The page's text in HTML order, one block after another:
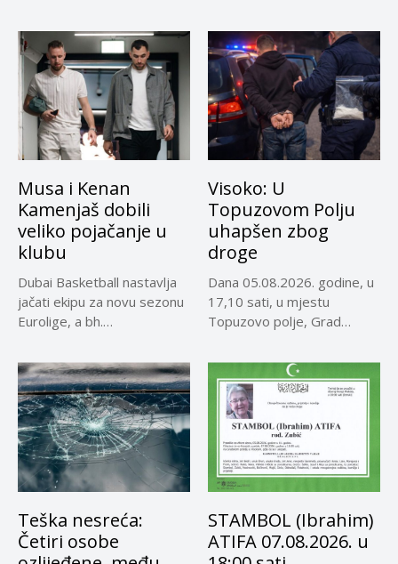
30 dana...
Musa i Kenan
Kamenjaš dobili
veliko pojačanje u
klubu
Dubai Basketball nastavlja
jačati ekipu za novu sezonu
Eurolige, a bh.
Visoko: U
Topuzovom Polju
uhapšen zbog
droge
Dana 05.08.2026. godine, u
17,10 sati, u mjestu
Topuzovo polje, Grad
Teška nesreća:
Četiri osobe
STAMBOL (Ibrahim)
ATIFA 07.08.2026. u